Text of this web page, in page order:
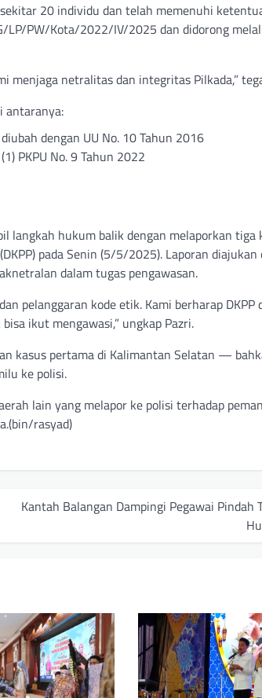
20 individu dan telah memenuhi
LP/PW/Kota/2022/IV/2025 dan didorong
menjaga netralitas dan integritas Pilkada,”
antaranya:
dengan UU No. 10 Tahun 2016
PKPU No. 9 Tahun 2022
langkah hukum balik dengan melaporkan tiga
pada Senin (5/5/2025). Laporan
dalam tugas pengawasan.
pelanggaran kode etik. Kami berharap DKPP
ikut mengawasi,” ungkap Pazri.
kasus pertama di Kalimantan Selatan —
ke polisi.
lain yang melapor ke polisi terhadap
rasyad)
Kantah Balangan Dampingi Pegawai Pindah